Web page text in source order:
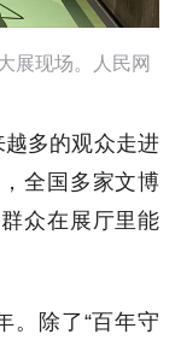
展现场。人民网
越多的观众走进
全国多家文博
众在展厅里能
。除了“百年守